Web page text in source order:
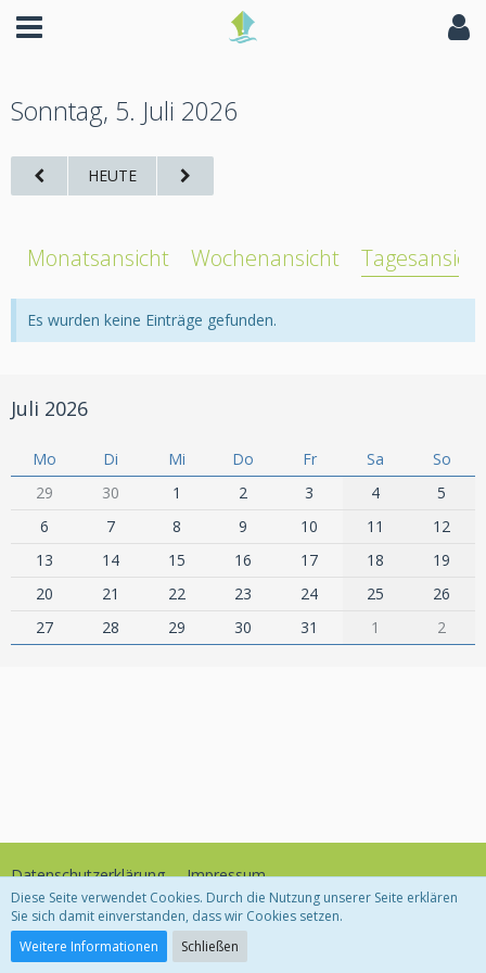
Sonntag, 5. Juli 2026
HEUTE
Monatsansicht Wochenansicht Tagesansicht
Es wurden keine Einträge gefunden.
Juli 2026
Mo Di Mi Do Fr Sa
So
29
30 1 2 3 4
5
6
7 8 9 10 11
12
13
14 15 16 17 18
19
20
21 22 23 24 25
26
27
28 29 30 31 1 2
Datenschutzerklärung Impressum
Community-Software:
Diese Seite verwendet Cookies. Durch die Nutzung unserer Seite erklären
Sie sich damit einverstanden, dass wir Cookies setzen.
Weitere Informationen
Schließen